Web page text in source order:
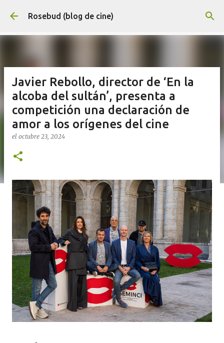
Ir al contenido principal
Rosebud (blog de cine)
Javier Rebollo, director de ‘En la
alcoba del sultán’, presenta a
competición una declaración de
amor a los orígenes del cine
el octubre 23, 2024